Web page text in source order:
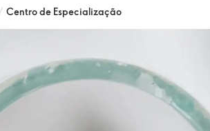
Centro de Especialização